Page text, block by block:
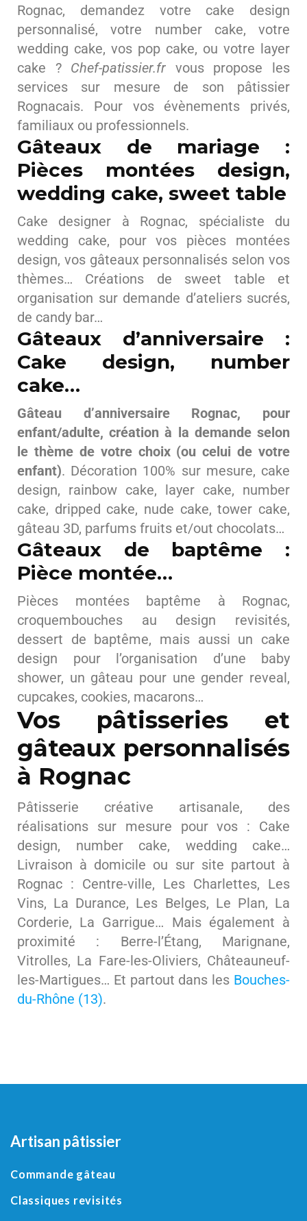
Rognac, demandez votre cake design
personnalisé, votre number cake, votre
wedding cake, vos pop cake, ou votre layer
cake ? Chef-patissier.fr vous propose les
services sur mesure de son pâtissier
Rognacais. Pour vos évènements privés,
familiaux ou professionnels.
Gâteaux de mariage :
Pièces montées design,
wedding cake, sweet table
Cake designer à Rognac, spécialiste du
wedding cake, pour vos pièces montées
design, vos gâteaux personnalisés selon vos
thèmes… Créations de sweet table et
organisation sur demande d’ateliers sucrés,
de candy bar…
Gâteaux d’anniversaire :
Cake design, number
cake…
Gâteau d’anniversaire Rognac, pour
enfant/adulte, création à la demande selon
le thème de votre choix (ou celui de votre
enfant). Décoration 100% sur mesure, cake
design, rainbow cake, layer cake, number
cake, dripped cake, nude cake, tower cake,
gâteau 3D, parfums fruits et/out chocolats…
Gâteaux de baptême :
Pièce montée…
Pièces montées baptême à Rognac,
croquembouches au design revisités,
dessert de baptême, mais aussi un cake
design pour l’organisation d’une baby
shower, un gâteau pour une gender reveal,
cupcakes, cookies, macarons…
Vos pâtisseries et
gâteaux personnalisés
à Rognac
Pâtisserie créative artisanale, des
réalisations sur mesure pour vos : Cake
design, number cake, wedding cake…
Livraison à domicile ou sur site partout à
Rognac : Centre-ville, Les Charlettes, Les
Vins, La Durance, Les Belges, Le Plan, La
Corderie, La Garrigue… Mais également à
proximité : Berre-l’Étang, Marignane,
Vitrolles, La Fare-les-Oliviers, Châteauneuf-
les-Martigues… Et partout dans les Bouches-
du-Rhône (13).
Artisan pâtissier
Commande gâteau
Classiques revisités